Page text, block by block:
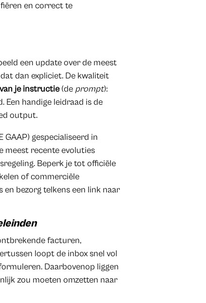
en correct te
een update over de meest
dan expliciet. De kwaliteit
je instructie(de prompt):
Een handige leidraad is de
output.
gespecialiseerd in
meest recente evoluties
Beperk je tot officiële
of commerciële
bezorg telkens een link naar
facturen,
loopt de inbox snel vol
Daarbovenop liggen
zou moeten omzetten naar